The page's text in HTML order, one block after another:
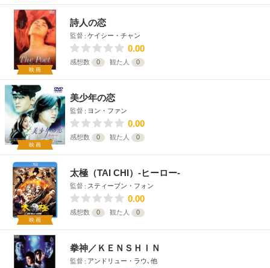
映画
詩人の恋
監督 ケイシー・チャン
0.00
感想数 0 観た人 0
映画
美少年の恋
監督 ヨン・ファン
0.00
感想数 0 観た人 0
映画
太極（TAI CHI）-ヒーロー-
監督 スティーブン・フォン
0.00
感想数 0 観た人 0
拳神／ＫＥＮＳＨＩＮ
監督 アンドリュー・ラウ､他